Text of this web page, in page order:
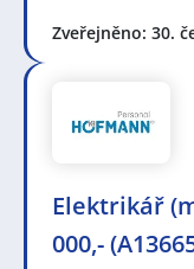
Zveřejněno: 30.
Elektrikář
000,-